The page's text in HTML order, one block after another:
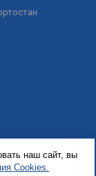
наш сайт, вы
Cookies.